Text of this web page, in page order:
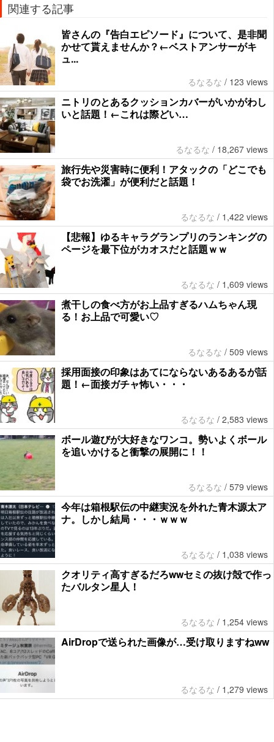
関連する記事
皆さんの『告白エピソード』について、是非聞
かせて貰えませんか？←ベストアンサーがキ
ュ...
るなるな / 123 views
ニトリのとあるクッションカバーがいかがわし
いと話題！←これは際どい…
るなるな / 18,267 views
旅行先や災害時に便利！アタックの「どこでも
袋でお洗濯」が便利だと話題！
るなるな / 1,422 views
【悲報】ゆるキャラグランプリのランキングの
ページを最下位がカオスだと話題ｗｗ
るなるな / 1,609 views
煮干しの食べ方がお上品すぎるハムちゃん現
る！お上品で可愛い♡
るなるな / 509 views
採用面接の印象はあてにならないあるあるが話
題！←面接ガチャ怖い・・・
るなるな / 2,583 views
ボール遊びが大好きなワンコ。勢いよくボール
を追いかけると衝撃の展開に！！
るなるな / 579 views
今年は箱根駅伝の中継実況を外れた青木源太ア
ナ。しかし結局・・・ｗｗｗ
るなるな / 1,038 views
クオリティ高すぎるだろwwセミの抜け殻で作っ
たバルタン星人！
るなるな / 1,254 views
AirDropで送られた画像が…受け取りますねww
るなるな / 1,279 views